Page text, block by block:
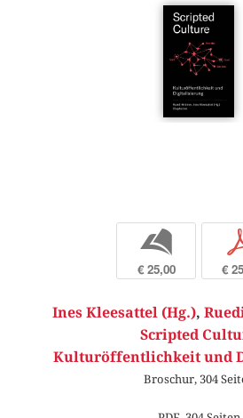
b
€ 25,00 €
Ines Kleesattel (Hg.),
Scripted
Kulturöffentlichkeit und
Broschur, 304